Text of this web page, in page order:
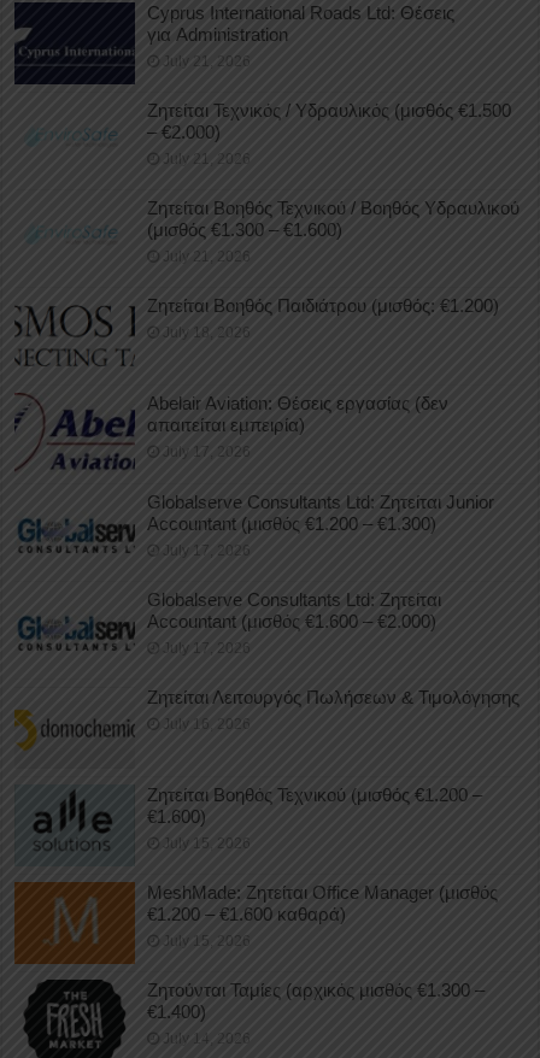
Cyprus International Roads Ltd: Θέσεις
για Administration
July 21, 2026
Ζητείται Τεχνικός / Υδραυλικός (μισθός €1.500
– €2.000)
July 21, 2026
Ζητείται Βοηθός Τεχνικού / Βοηθός Υδραυλικού
(μισθός €1.300 – €1.600)
July 21, 2026
Ζητείται Βοηθός Παιδιάτρου (μισθός: €1.200)
July 18, 2026
Abelair Aviation: Θέσεις εργασίας (δεν
απαιτείται εμπειρία)
July 17, 2026
Globalserve Consultants Ltd: Ζητείται Junior
Accountant (μισθός €1.200 – €1.300)
July 17, 2026
Globalserve Consultants Ltd: Ζητείται
Accountant (μισθός €1.600 – €2.000)
July 17, 2026
Ζητείται Λειτουργός Πωλήσεων & Τιμολόγησης
July 16, 2026
Ζητείται Βοηθός Τεχνικού (μισθός €1.200 –
€1.600)
July 15, 2026
MeshMade: Ζητείται Office Manager (μισθός
€1.200 – €1.600 καθαρά)
July 15, 2026
Ζητούνται Ταμίες (αρχικός μισθός €1.300 –
€1.400)
July 14, 2026